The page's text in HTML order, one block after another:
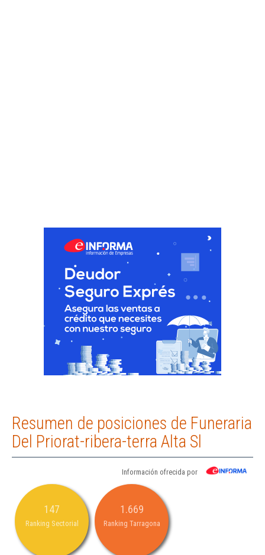
Resumen de posiciones de Funeraria
Del Priorat-ribera-terra Alta Sl
Información ofrecida por
147
Ranking Sectorial
1.669
Ranking Tarragona